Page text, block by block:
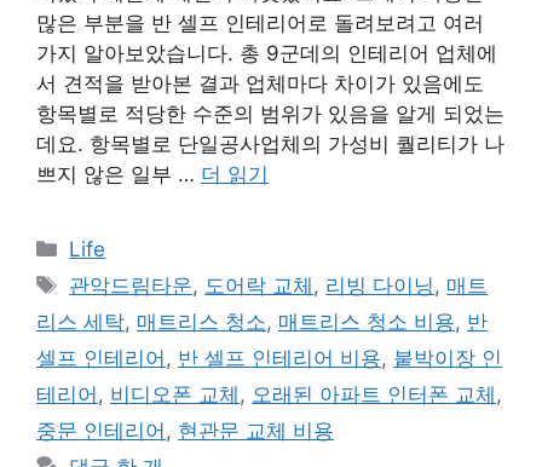
많은 부분을 반 셀프 인테리어로 돌려보려고 여러
가지 알아보았습니다. 총 9군데의 인테리어 업체에
서 견적을 받아본 결과 업체마다 차이가 있음에도
항목별로 적당한 수준의 범위가 있음을 알게 되었는
데요. 항목별로 단일공사업체의 가성비 퀄리티가 나
쁘지 않은 일부 … 더 읽기
카
테
리
Life
태
그
관악드림타운, 도어락 교체 , 리빙 다이닝, 매트
리스 세탁, 매트리스 청소, 매트리스 청소 비용, 반
셀프 인테리어 , 반 셀프 인테리어 비용, 붙박이장 인
테리어 , 비디오폰 교체 , 오래된 아파트 인터폰 교체 ,
중문 인테리어 , 현관문 교체 비용